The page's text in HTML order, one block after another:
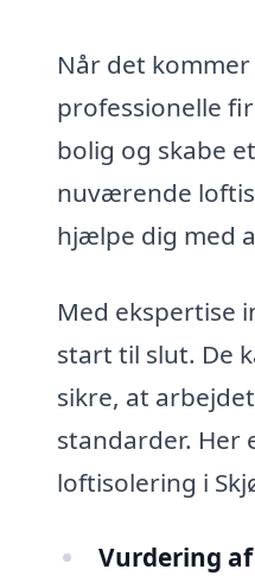
Når det
professionelle
bolig og skabe
nuværende
hjælpe dig med
Med ekspertise
start til slut. De
sikre, at
standarder. Her
loftisolering i
Vurdering